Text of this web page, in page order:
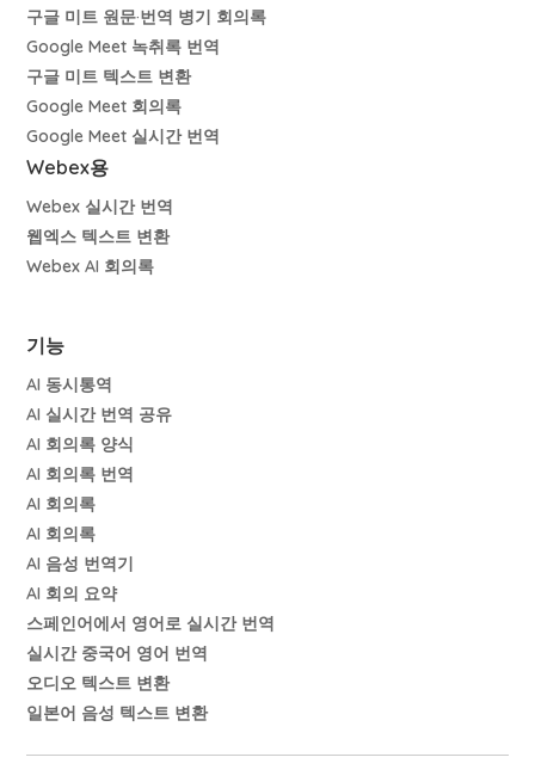
구글 미트 원문·번역 병기 회의록
Google Meet 녹취록 번역
구글 미트 텍스트 변환
Google Meet 회의록
Google Meet 실시간 번역
Webex용
Webex 실시간 번역
웹엑스 텍스트 변환
Webex AI 회의록
기능
AI 동시통역
AI 실시간 번역 공유
AI 회의록 양식
AI 회의록 번역
AI 회의록
AI 회의록
AI 음성 번역기
AI 회의 요약
스페인어에서 영어로 실시간 번역
실시간 중국어 영어 번역
오디오 텍스트 변환
일본어 음성 텍스트 변환